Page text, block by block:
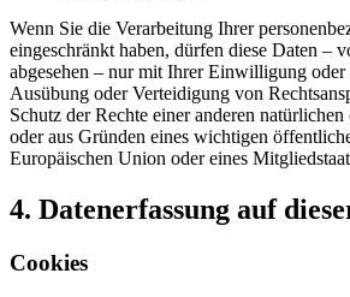
Wenn Sie die Verarbeitung Ihrer
eingeschränkt haben, dürfen diese Daten –
abgesehen – nur mit Ihrer Einwilligung oder
Ausübung oder Verteidigung von
Schutz der Rechte einer anderen
oder aus Gründen eines wichtigen
Europäischen Union oder eines
4. Datenerfassung auf
Cookies